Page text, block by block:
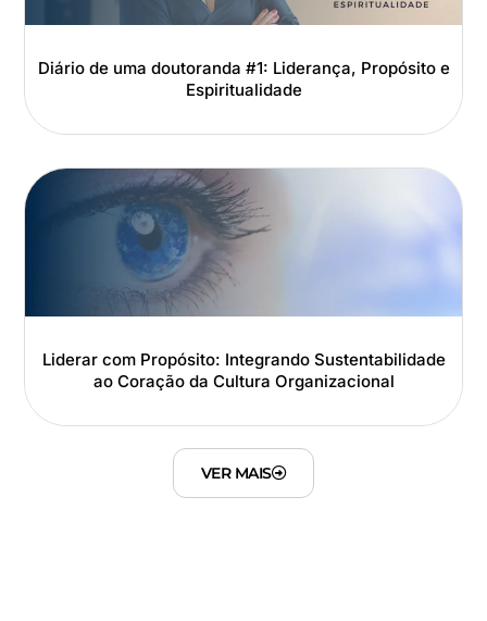
Diário de uma doutoranda #1: Liderança, Propósito e
Espiritualidade
Liderar com Propósito: Integrando Sustentabilidade
ao Coração da Cultura Organizacional
VER MAIS